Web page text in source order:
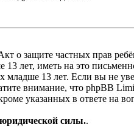
о защите частных прав
лет, иметь на это
13 лет. Если вы не
внимание, что phpBB
указанных в ответе на
силы..